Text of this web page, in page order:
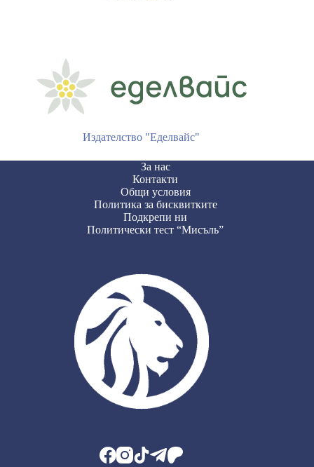
Издателство "Еделвайс"
За нас
Контакти
Общи условия
Политика за бисквитките
Подкрепи ни
Политически тест “Мисъль”